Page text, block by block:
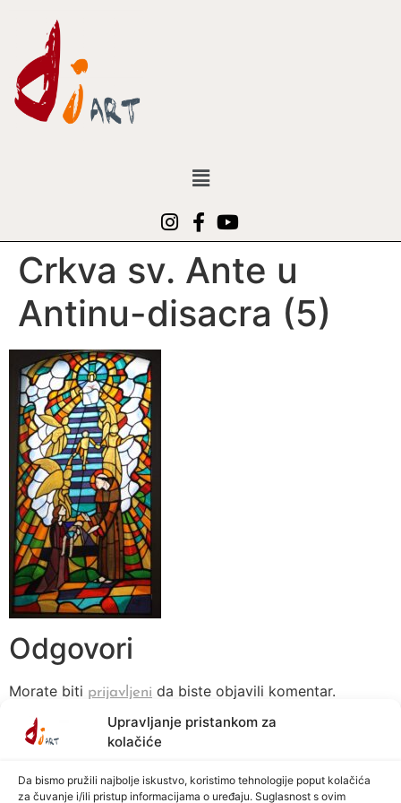
Upravljanje pristankom za
kolačiće
Da bismo pružili najbolje iskustvo, koristimo tehnologije poput kolačića
za čuvanje i/ili pristup informacijama o uređaju. Suglasnost s ovim
Crkva sv. Ante u
Antinu-disacra (5)
Odgovori
Morate biti prijavljeni da biste objavili komentar.